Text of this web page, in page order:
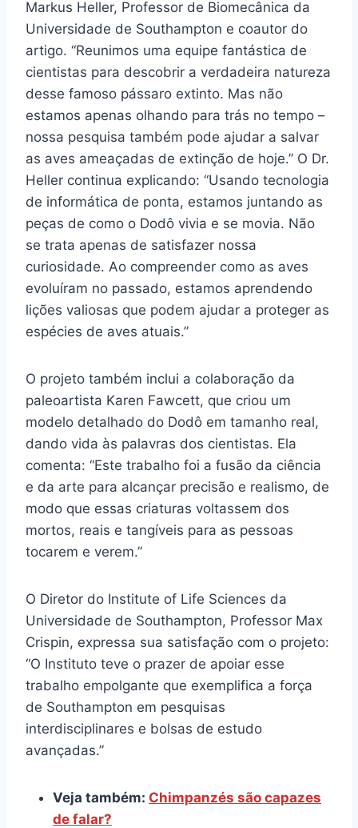
Markus Heller, Professor de Biomecânica da
Universidade de Southampton e coautor do
artigo. “Reunimos uma equipe fantástica de
cientistas para descobrir a verdadeira natureza
desse famoso pássaro extinto. Mas não
estamos apenas olhando para trás no tempo –
nossa pesquisa também pode ajudar a salvar
as aves ameaçadas de extinção de hoje.” O Dr.
Heller continua explicando: “Usando tecnologia
de informática de ponta, estamos juntando as
peças de como o Dodô vivia e se movia. Não
se trata apenas de satisfazer nossa
curiosidade. Ao compreender como as aves
evoluíram no passado, estamos aprendendo
lições valiosas que podem ajudar a proteger as
espécies de aves atuais.”
O projeto também inclui a colaboração da
paleoartista Karen Fawcett, que criou um
modelo detalhado do Dodô em tamanho real,
dando vida às palavras dos cientistas. Ela
comenta: “Este trabalho foi a fusão da ciência
e da arte para alcançar precisão e realismo, de
modo que essas criaturas voltassem dos
mortos, reais e tangíveis para as pessoas
tocarem e verem.”
O Diretor do Institute of Life Sciences da
Universidade de Southampton, Professor Max
Crispin, expressa sua satisfação com o projeto:
“O Instituto teve o prazer de apoiar esse
trabalho empolgante que exemplifica a força
de Southampton em pesquisas
interdisciplinares e bolsas de estudo
avançadas.”
Veja também: Chimpanzés são capazes
de falar?